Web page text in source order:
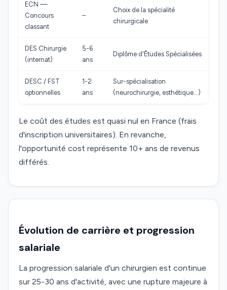
ECN —
Concours
classant
–
Choix de la spécialité
chirurgicale
DES Chirurgie
(internat)
5-6
ans
Diplôme d'Études Spécialisées
DESC / FST
optionnelles
1-2
ans
Sur-spécialisation
(neurochirurgie, esthétique…)
Le coût des études est quasi nul en France (frais
d'inscription universitaires). En revanche,
l'opportunité cost représente 10+ ans de revenus
différés.
Évolution de carrière et progression
salariale
La progression salariale d'un chirurgien est continue
sur 25-30 ans d'activité, avec une rupture majeure à